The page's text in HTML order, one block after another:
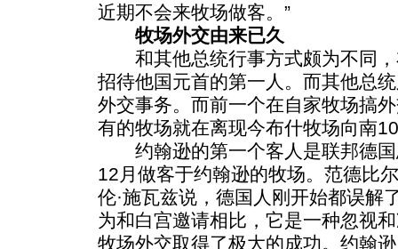
近期不会来牧场做客。”
牧场外交由来已久
和其他总统行事方式颇为不同，
招待他国元首的第一人。而其他总
外交事务。而前一个在自家牧场搞
有的牧场就在离现今布什牧场向南
约翰逊的第一个客人是联邦德国
12月做客于约翰逊的牧场。范德比
伦·施瓦兹说，德国人刚开始都误
为和白宫邀请相比，它是一种忽
牧场外交取得了极大的成功。约翰